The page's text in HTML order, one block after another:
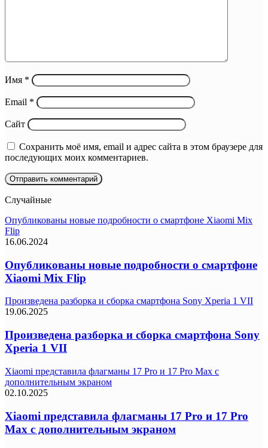
Имя *
Email *
Сайт
Сохранить моё имя, email и адрес сайта в этом браузере для
последующих моих комментариев.
Случайные
Опубликованы новые подробности о смартфоне Xiaomi Mix
Flip
16.06.2024
Опубликованы новые подробности о смартфоне
Xiaomi Mix Flip
Произведена разборка и сборка смартфона Sony Xperia 1 VII
19.06.2025
Произведена разборка и сборка смартфона Sony
Xperia 1 VII
Xiaomi представила флагманы 17 Pro и 17 Pro Max с
дополнительным экраном
02.10.2025
Xiaomi представила флагманы 17 Pro и 17 Pro
Max с дополнительным экраном